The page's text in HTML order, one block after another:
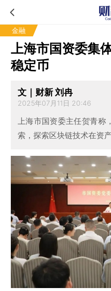
金融
上海市国资委集
稳定币
文｜财新 刘冉
2025年07月11日 20:46
上海市国资委主任贺青称
索，探索区块链技术在资